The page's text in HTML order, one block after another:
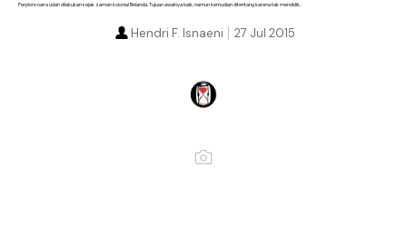
Perploncoan sudah dilakukan sejak zaman kolonial Belanda. Tujuan awalnya baik, namun kemudian ditentang karena tak mendidik.
27 Jul 2015
Hendri F. Isnaeni